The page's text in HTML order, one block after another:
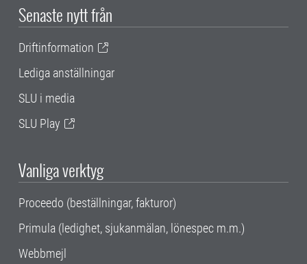
Senaste nytt från
Driftinformation
Lediga anställningar
SLU i media
SLU Play
Vanliga verktyg
Proceedo (beställningar, fakturor)
Primula (ledighet, sjukanmälan, lönespec m.m.)
Webbmejl